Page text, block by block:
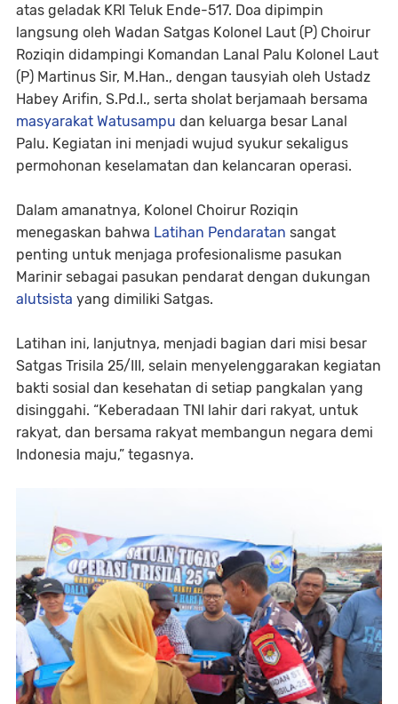
atas geladak KRI Teluk Ende-517. Doa dipimpin
langsung oleh Wadan Satgas Kolonel Laut (P) Choirur
Roziqin didampingi Komandan Lanal Palu Kolonel Laut
(P) Martinus Sir, M.Han., dengan tausyiah oleh Ustadz
Habey Arifin, S.Pd.I., serta sholat berjamaah bersama
masyarakat Watusampu dan keluarga besar Lanal
Palu. Kegiatan ini menjadi wujud syukur sekaligus
permohonan keselamatan dan kelancaran operasi.
Dalam amanatnya, Kolonel Choirur Roziqin
menegaskan bahwa Latihan Pendaratan sangat
penting untuk menjaga profesionalisme pasukan
Marinir sebagai pasukan pendarat dengan dukungan
alutsista yang dimiliki Satgas.
Latihan ini, lanjutnya, menjadi bagian dari misi besar
Satgas Trisila 25/III, selain menyelenggarakan kegiatan
bakti sosial dan kesehatan di setiap pangkalan yang
disinggahi. “Keberadaan TNI lahir dari rakyat, untuk
rakyat, dan bersama rakyat membangun negara demi
Indonesia maju,” tegasnya.